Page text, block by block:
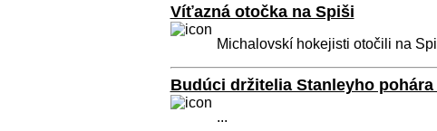
Víťazná otočka na Spiši
Michalovskí hokejisti otočili na
Budúci držitelia Stanleyho
...